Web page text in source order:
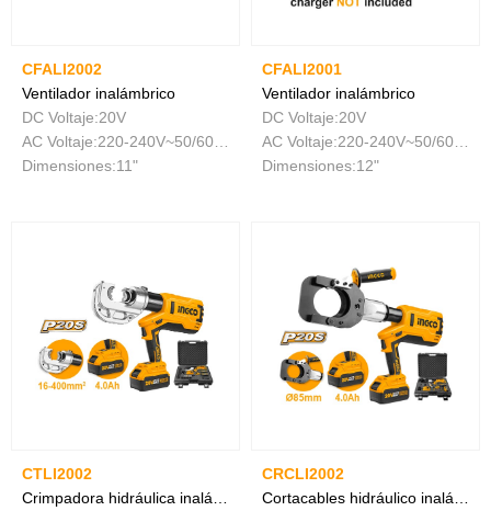
CFALI2002
Ventilador inalámbrico
DC Voltaje:20V
Dimensiones:11"
CFALI2001
Ventilador inalámbrico
DC Voltaje:20V
Dimensiones:12"
CTLI2002
CRCLI2002